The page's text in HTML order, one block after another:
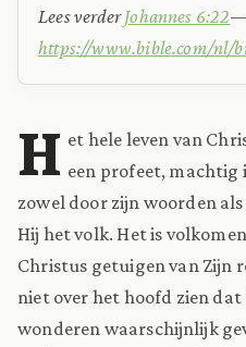
Lees verderJohannes 6:22
https://www.bible.com/nl/
H et hele leven van
een profeet, machtig
zowel door zijn woorden
Hij het volk. Het is
Christus getuigen van Zijn
niet over het hoofd zien dat
wonderen waarschijnlijk